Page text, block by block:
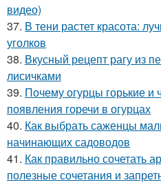
видео)
37. В тени растет красота:
уголков
38. Вкусный рецепт рагу из
лисичками
39. Почему огурцы горькие и
появления горечи в огурцах
40. Как выбрать саженцы
начинающих садоводов
41. Как правильно сочетать
полезные сочетания и